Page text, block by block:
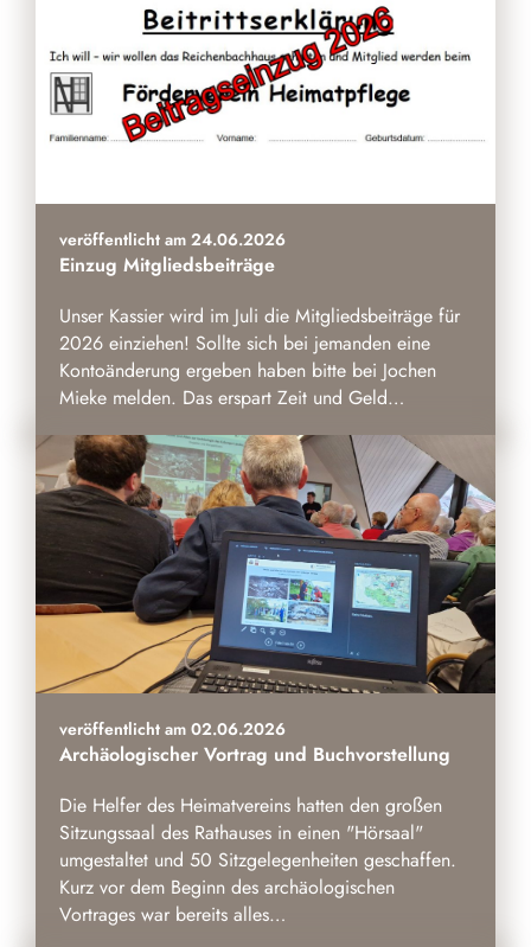
veröffentlicht am 24.06.2026
Einzug Mitgliedsbeiträge
Unser Kassier wird im Juli die Mitgliedsbeiträge für
2026 einziehen! Sollte sich bei jemanden eine
Kontoänderung ergeben haben bitte bei Jochen
Mieke melden. Das erspart Zeit und Geld…
veröffentlicht am 02.06.2026
Archäologischer Vortrag und Buchvorstellung
Die Helfer des Heimatvereins hatten den großen
Sitzungssaal des Rathauses in einen "Hörsaal"
umgestaltet und 50 Sitzgelegenheiten geschaffen.
Kurz vor dem Beginn des archäologischen
Vortrages war bereits alles…